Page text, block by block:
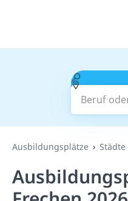
Beruf
Ausbildungsplätze Städte